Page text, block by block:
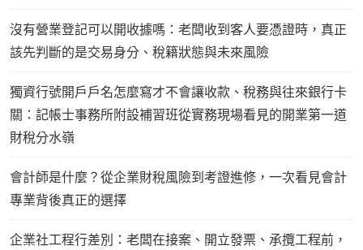
沒有營業登記可以開收據嗎：老闆收到客人要憑證時，真正
該先判斷的是交易身分、稅籍狀態與未來風險
獨資行號開戶戶名怎麼寫才不會讓收款、稅務與往來銀行卡
關：記帳士事務所附設補習班從實務現場看見的開業第一道
財稅分水嶺
會計師是什麼？從企業財稅風險到考證進修，一次看見會計
專業背後真正的選擇
企業社工程行差別：老闆在接案、開立發票、承攬工程前，